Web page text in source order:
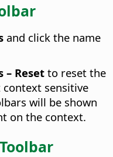
and click the name
– Reset to reset the
sensitive
will be shown
on the context.